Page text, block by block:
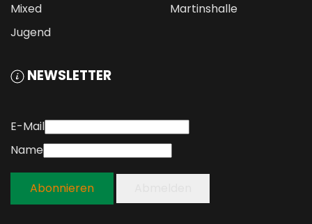
Mixed
Jugend
Martinshalle
NEWSLETTER
E-Mail
Name
Abonnieren